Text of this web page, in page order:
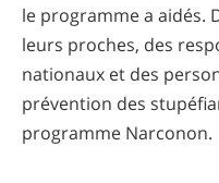
le programme a aidés.
leurs proches, des
nationaux et des
prévention des
programme Narconon.